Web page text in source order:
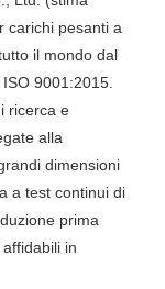
carichi pesanti a
il mondo dal
9001:2015.
ricerca e
alla
dimensioni
a test continui di
prima
in